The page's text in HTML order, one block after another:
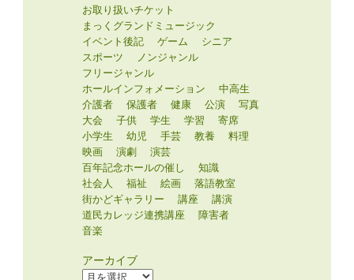
お取り扱いチケット
まっくグランドミュージック
イベント後記
ゲーム
シニア
スポーツ
ノンジャンル
フリージャンル
ホールインフォメーション
中高生
介護者
保護者 健康 公演
写真
大会
子供 学生 学習
寄席
小学生
幼児 手芸 教養
料理
映画
演劇
演芸
百年記念ホールの催し
知識
社会人
福祉 絵画
落語教室
街かどギャラリー
講座
講演
道民カレッジ連携講座
障害者
音楽
アーカイブ
ア